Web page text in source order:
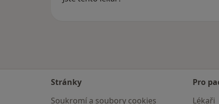
Stránky
Soukromí a soubory cookies
Pro
Lékaři